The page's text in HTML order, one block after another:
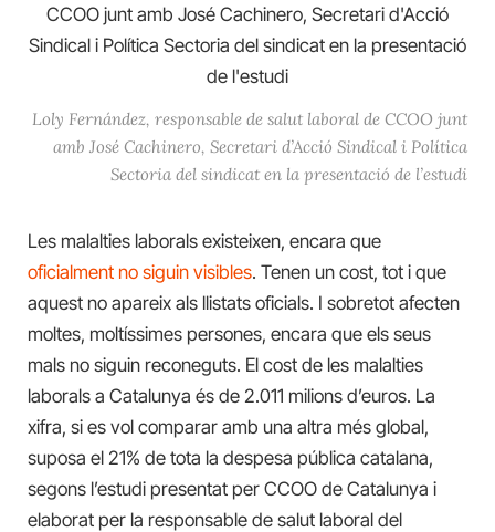
Loly Fernández, responsable de salut laboral de CCOO junt
amb José Cachinero, Secretari d’Acció Sindical i Política
Sectoria del sindicat en la presentació de l’estudi
Les malalties laborals existeixen, encara que
oficialment no siguin visibles. Tenen un cost, tot i que
aquest no apareix als llistats oficials. I sobretot afecten
moltes, moltíssimes persones, encara que els seus
mals no siguin reconeguts. El cost de les malalties
laborals a Catalunya és de 2.011 milions d’euros. La
xifra, si es vol comparar amb una altra més global,
suposa el 21% de tota la despesa pública catalana,
segons l’estudi presentat per CCOO de Catalunya i
elaborat per la responsable de salut laboral del